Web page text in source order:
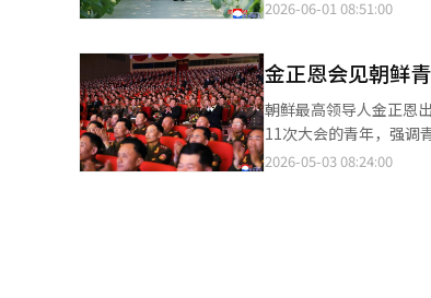
种的生长条件提供有效
竞争的重要性。 他还考察了正在建设的卫生设施、综合服务中心和蔬菜综合加工厂，了解了工程进展情况。中央通讯
社报道称，这些设施的建设进展约为50%。 金正恩表示：“
工厂正在建设中，真
准。” 金正恩对该地区表现出深厚的关注，自去年以来，包括开工仪式在内，他已访问该地五次。今年他首次视察便
2026-06-01 08:51:00
金正恩会见朝鲜
朝鲜最高领导人金正恩
11次大会的青年，强调
年联盟大会的参与者并
2026-05-03 08:24:00